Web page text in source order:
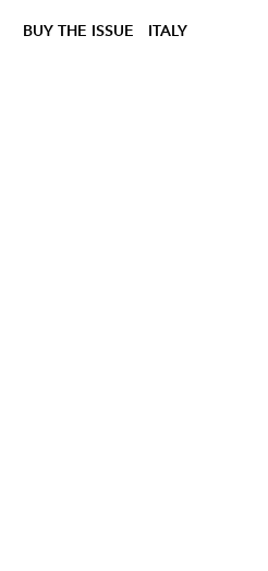
BUY THE ISSUE ITALY